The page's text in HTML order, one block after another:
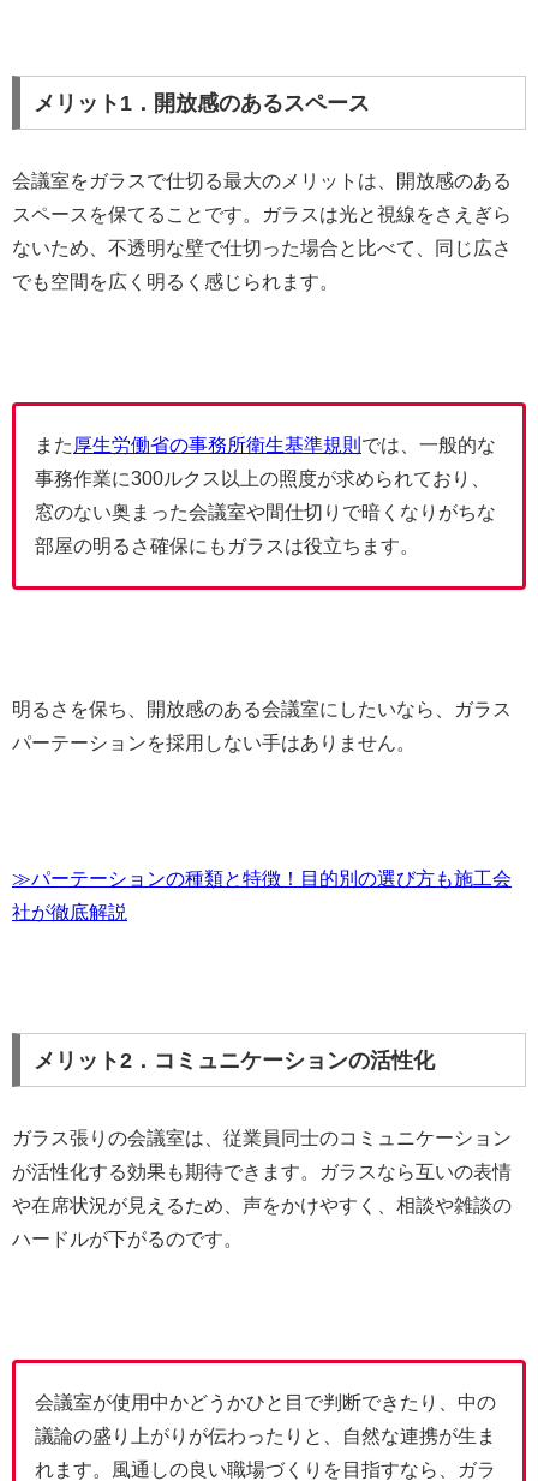
メリット1．開放感のあるスペース
会議室をガラスで仕切る最大のメリットは、開放感のある
スペースを保てることです。ガラスは光と視線をさえぎら
ないため、不透明な壁で仕切った場合と比べて、同じ広さ
でも空間を広く明るく感じられます。
また 厚生労働省の事務所衛生基準規則 では、一般的な
事務作業に300ルクス以上の照度が求められており、
窓のない奥まった会議室や間仕切りで暗くなりがちな
部屋の明るさ確保にもガラスは役立ちます。
明るさを保ち、開放感のある会議室にしたいなら、ガラス
パーテーションを採用しない手はありません。
≫パーテーションの種類と特徴！目的別の選び方も施工会
社が徹底解説
メリット2．コミュニケーションの活性化
ガラス張りの会議室は、従業員同士のコミュニケーション
が活性化する効果も期待できます。ガラスなら互いの表情
や在席状況が見えるため、声をかけやすく、相談や雑談の
ハードルが下がるのです。
会議室が使用中かどうかひと目で判断できたり、中の
議論の盛り上がりが伝わったりと、自然な連携が生ま
れます。風通しの良い職場づくりを目指すなら、ガラ